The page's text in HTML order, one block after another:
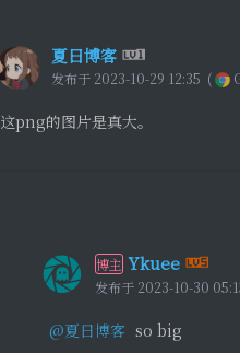
夏日博客
发布于 2023-10-29 12:35 (
这png的图片是真大。
博主 Ykuee
发布于 2023-10-30
@夏日博客 so big